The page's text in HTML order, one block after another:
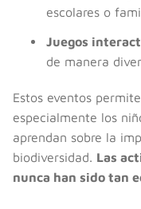
escolares o
Juegos
de manera
Estos eventos
especialmente los
aprendan sobre la
biodiversidad. Las
nunca han sido tan